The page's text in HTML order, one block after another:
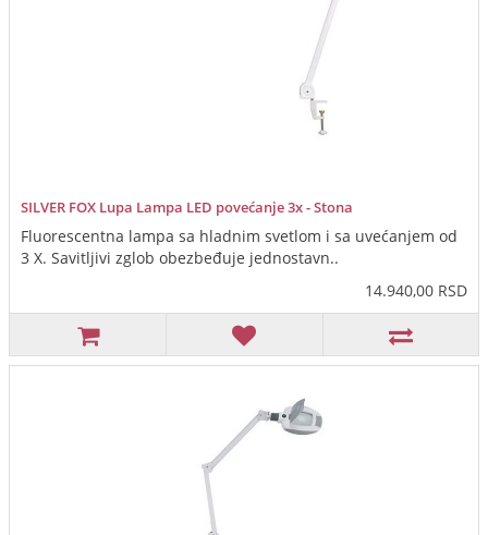
SILVER FOX Lupa Lampa LED povećanje 3x - Stona
Fluorescentna lampa sa hladnim svetlom i sa uvećanjem od
3 X. Savitljivi zglob obezbeđuje jednostavn..
14.940,00 RSD